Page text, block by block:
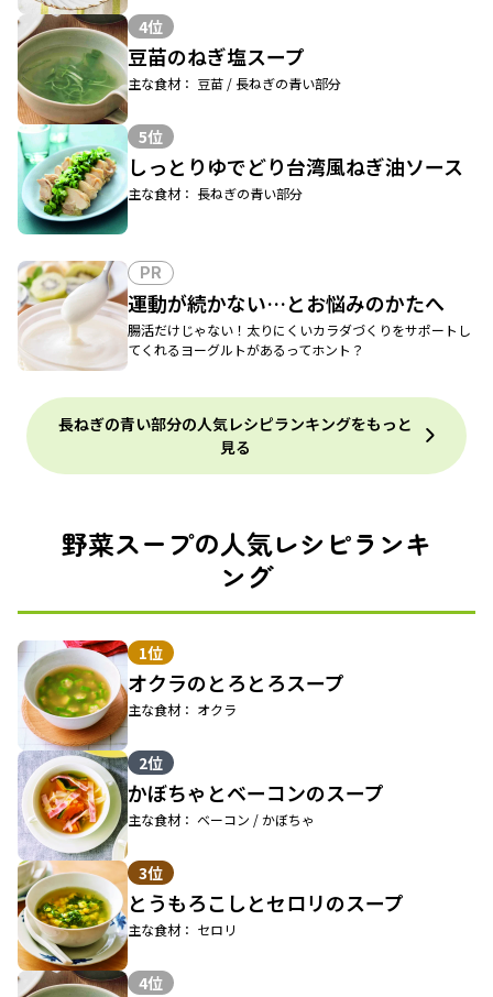
4位
豆苗のねぎ塩スープ
主な食材： 豆苗 / 長ねぎの青い部分
5位
しっとりゆでどり台湾風ねぎ油ソース
主な食材： 長ねぎの青い部分
PR
運動が続かない…とお悩みのかたへ
腸活だけじゃない！太りにくいカラダづくりをサポートし
てくれるヨーグルトがあるってホント？
長ねぎの青い部分の人気レシピランキングをもっと
見る
野菜スープの人気レシピランキ
ング
1位
オクラのとろとろスープ
主な食材： オクラ
2位
かぼちゃとベーコンのスープ
主な食材： ベーコン / かぼちゃ
3位
とうもろこしとセロリのスープ
主な食材： セロリ
4位